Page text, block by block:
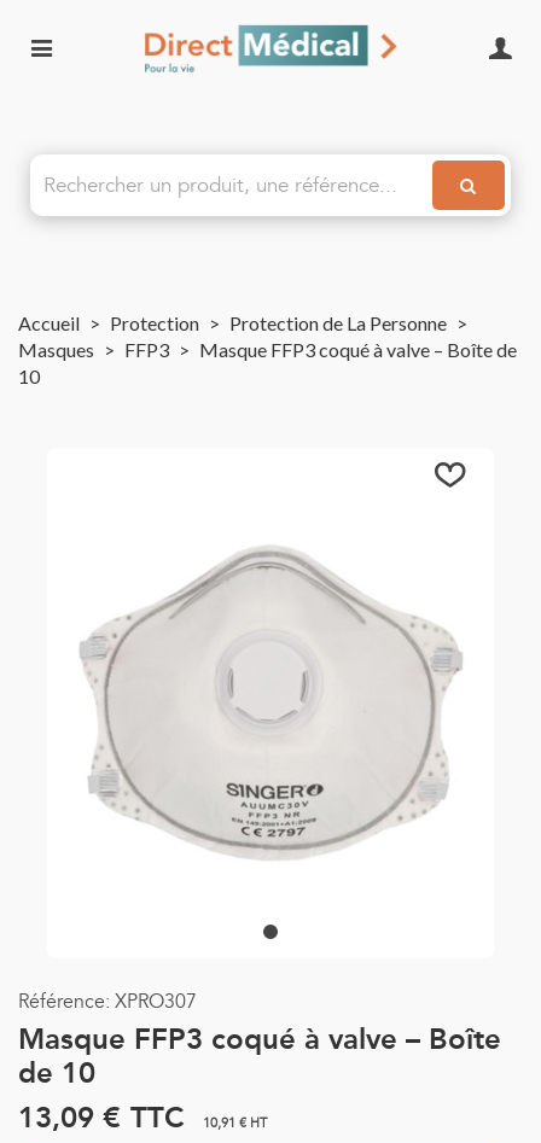
Accueil > Protection > Protection de La Personne >
Masques > FFP3 > Masque FFP3 coqué à valve – Boîte de
10
Référence: XPRO307
Masque FFP3 coqué à valve – Boîte
de 10
13,09 € TTC 10,91 € HT